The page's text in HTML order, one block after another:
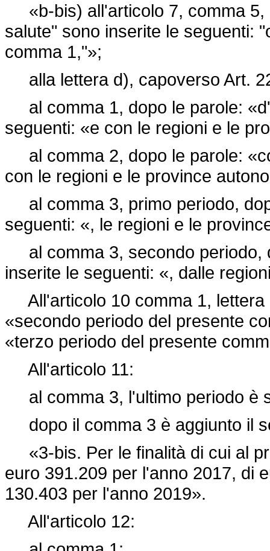
«b-bis) all'articolo 7, comma 5,
salute" sono inserite le seguenti:
comma 1,"»;
alla lettera d), capoverso Art.
al comma 1, dopo le parole:
seguenti: «e con le regioni e le
al comma 2, dopo le parole:
con le regioni e le province
al comma 3, primo periodo,
seguenti: «, le regioni e le
al comma 3, secondo periodo,
inserite le seguenti: «, dalle
All'articolo 10 comma 1, lettera
«secondo periodo del presente
«terzo periodo del presente
All'articolo 11:
al comma 3, l'ultimo periodo è
dopo il comma 3 è aggiunto il
«3-bis. Per le finalità di cui al
euro 391.209 per l'anno 2017, di
130.403 per l'anno 2019».
All'articolo 12: